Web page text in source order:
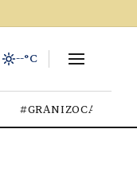
--°C
#GRANIZOCALOR